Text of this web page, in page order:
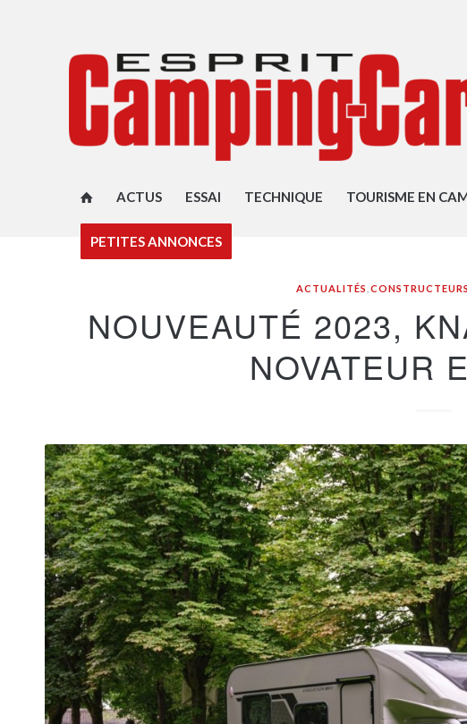
ACTUS ESSAI TECHNIQUE TOURISME EN
PETITES ANNONCES
ACTUALITÉS ,CONSTRUCTEURS
NOUVEAUTÉ 2023,
NOVATEUR